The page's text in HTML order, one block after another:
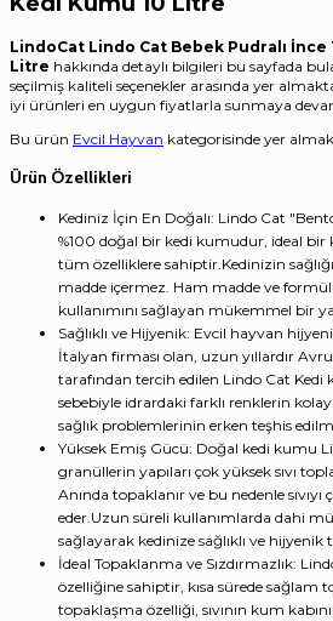
LindoCat Lindo Cat Bebek Pudralı İnce
Litre hakkında detaylı bilgileri bu sayfada
seçilmiş kaliteli seçenekler arasında yer
iyi ürünleri en uygun fiyatlarla sunmaya
Bu ürün Evcil Hayvan kategorisinde yer
Ürün Özellikleri
Kediniz İçin En Doğalı: Lindo Cat
%100 doğal bir kedi kumudur, ideal
tüm özelliklere sahiptir.Kedinizin
madde içermez. Ham madde ve
kullanımını sağlayan mükemmel bir
Sağlıklı ve Hijyenik: Evcil hayvan
İtalyan firması olan, uzun yıllardır
tarafından tercih edilen Lindo Cat
sebebiyle idrardaki farklı renklerin
sağlık problemlerinin erken teşhis
Yüksek Emiş Gücü: Doğal kedi kumu
granüllerin yapıları çok yüksek sıvı
Anında topaklanır ve bu nedenle sıvıyı
eder.Uzun süreli kullanımlarda dahi
sağlayarak kedinize sağlıklı ve hijyenik
İdeal Topaklanma ve Sızdırmazlık:
özelliğine sahiptir, kısa sürede
topaklaşma özelliği, sıvının kum